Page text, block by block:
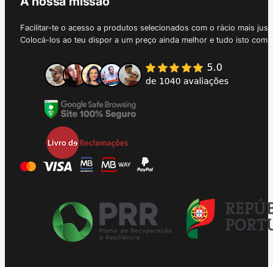
Facilitar-te o acesso a produtos selecionados com o rácio mais
Colocá-los ao teu dispor a um preço ainda melhor e tudo isto